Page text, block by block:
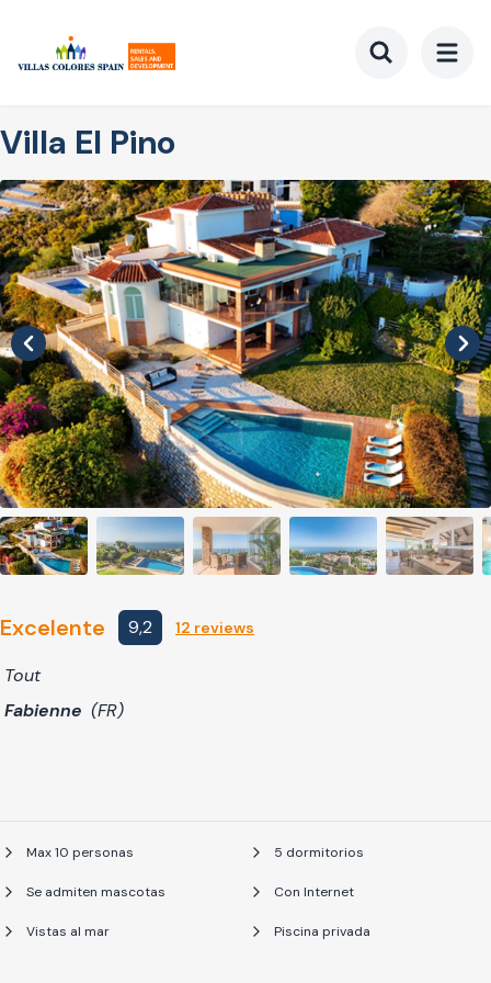
contenido
Villa El Pino
Excelente 9,2 12 reviews
Tout
Fabienne (FR)
Max 10 personas 5 dormitorios
Se admiten mascotas Con Internet
Vistas al mar Piscina privada